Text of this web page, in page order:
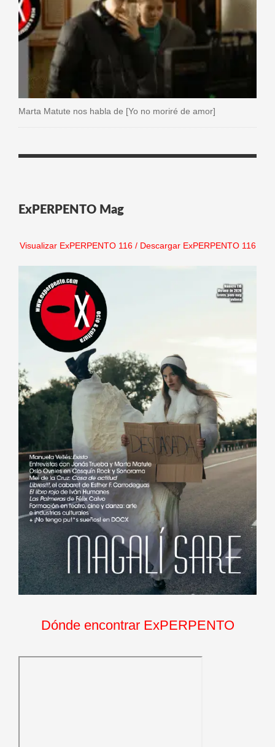
Marta Matute nos habla de [Yo no moriré de amor]
ExPERPENTO Mag
Visualizar ExPERPENTO 116/ Descargar ExPERPENTO 116
Dónde encontrar ExPERPENTO